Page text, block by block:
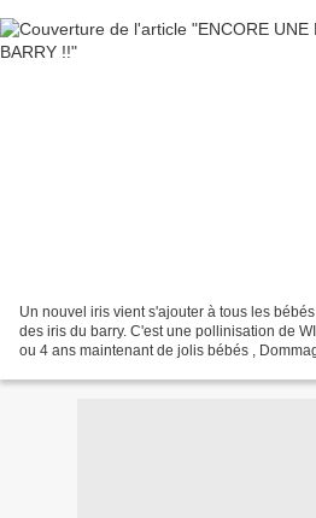
Un nouvel iris vient s'ajouter à tous les
des iris du barry. C'est une pollinisation de
ou 4 ans maintenant de jolis bébés ,